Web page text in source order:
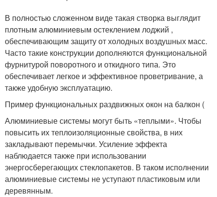
В полностью сложенном виде такая створка выглядит
плотным алюминиевым остеклением лоджий ,
обеспечивающим защиту от холодных воздушных масс.
Часто такие конструкции дополняются функциональной
фурнитурой поворотного и откидного типа. Это
обеспечивает легкое и эффективное проветривание, а
также удобную эксплуатацию.
Пример функциональных раздвижных окон на балкон (
Алюминиевые системы могут быть «теплыми». Чтобы
повысить их теплоизоляционные свойства, в них
закладывают перемычки. Усиление эффекта
наблюдается также при использовании
энергосберегающих стеклопакетов. В таком исполнении
алюминиевые системы не уступают пластиковым или
деревянным.